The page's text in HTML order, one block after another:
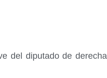
del diputado de derecha